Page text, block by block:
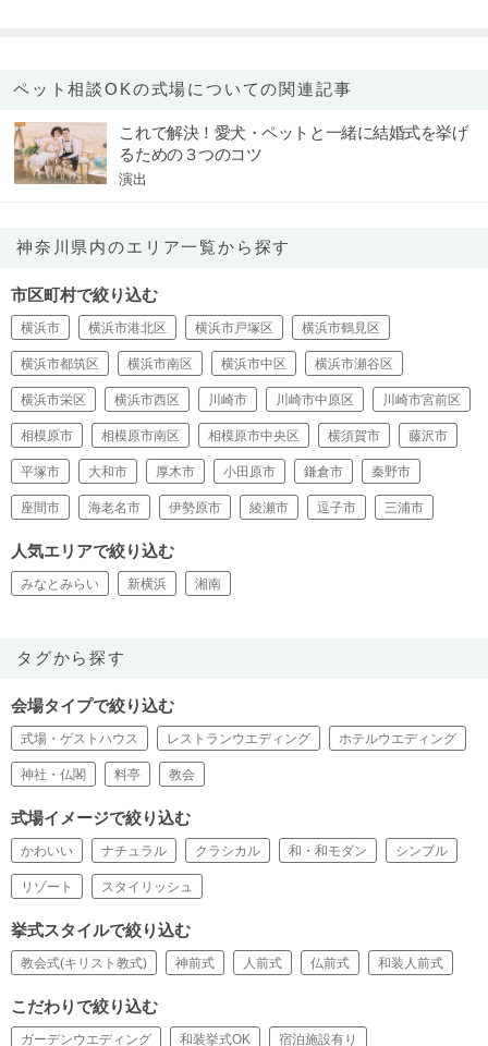
ペット相談OKの式場についての関連記事
これで解決！愛犬・ペットと一緒に結婚式を挙げ
るための３つのコツ
演出
神奈川県内のエリア一覧から探す
市区町村で絞り込む
横浜市 横浜市港北区 横浜市戸塚区 横浜市鶴見区
横浜市都筑区 横浜市南区 横浜市中区 横浜市瀬谷区
横浜市栄区 横浜市西区 川崎市 川崎市中原区 川崎市宮前区
相模原市 相模原市南区 相模原市中央区 横須賀市 藤沢市
平塚市 大和市 厚木市 小田原市 鎌倉市 秦野市
座間市 海老名市 伊勢原市 綾瀬市 逗子市 三浦市
人気エリアで絞り込む
みなとみらい 新横浜 湘南
タグから探す
会場タイプで絞り込む
式場・ゲストハウス レストランウエディング ホテルウエディング
神社・仏閣 料亭 教会
式場イメージで絞り込む
かわいい ナチュラル クラシカル 和・和モダン シンプル
リゾート スタイリッシュ
挙式スタイルで絞り込む
教会式(キリスト教式) 神前式 人前式 仏前式 和装人前式
こだわりで絞り込む
ガーデンウエディング 和装挙式OK 宿泊施設有り